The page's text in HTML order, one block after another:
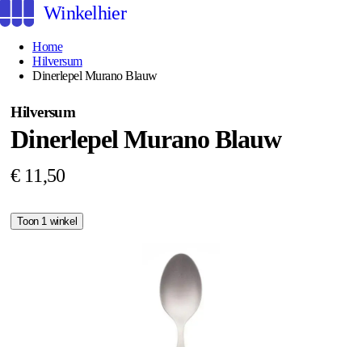
Winkelhier
Home
Hilversum
Dinerlepel Murano Blauw
Hilversum
Dinerlepel Murano Blauw
€ 11,50
Toon 1 winkel